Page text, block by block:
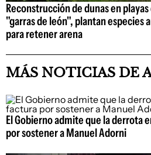
Reconstrucción de dunas en
"garras de león", plantan especies
para retener arena
MÁS NOTICIAS DE
El Gobierno admite que la derrota
por sostener a Manuel Adorni